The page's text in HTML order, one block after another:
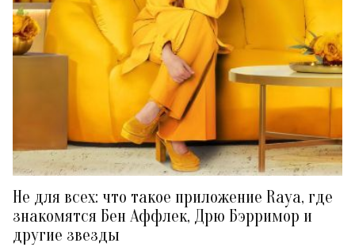
Не для всех: что такое приложение Raya, где
знакомятся Бен Аффлек, Дрю Бэрримор и
другие звезды